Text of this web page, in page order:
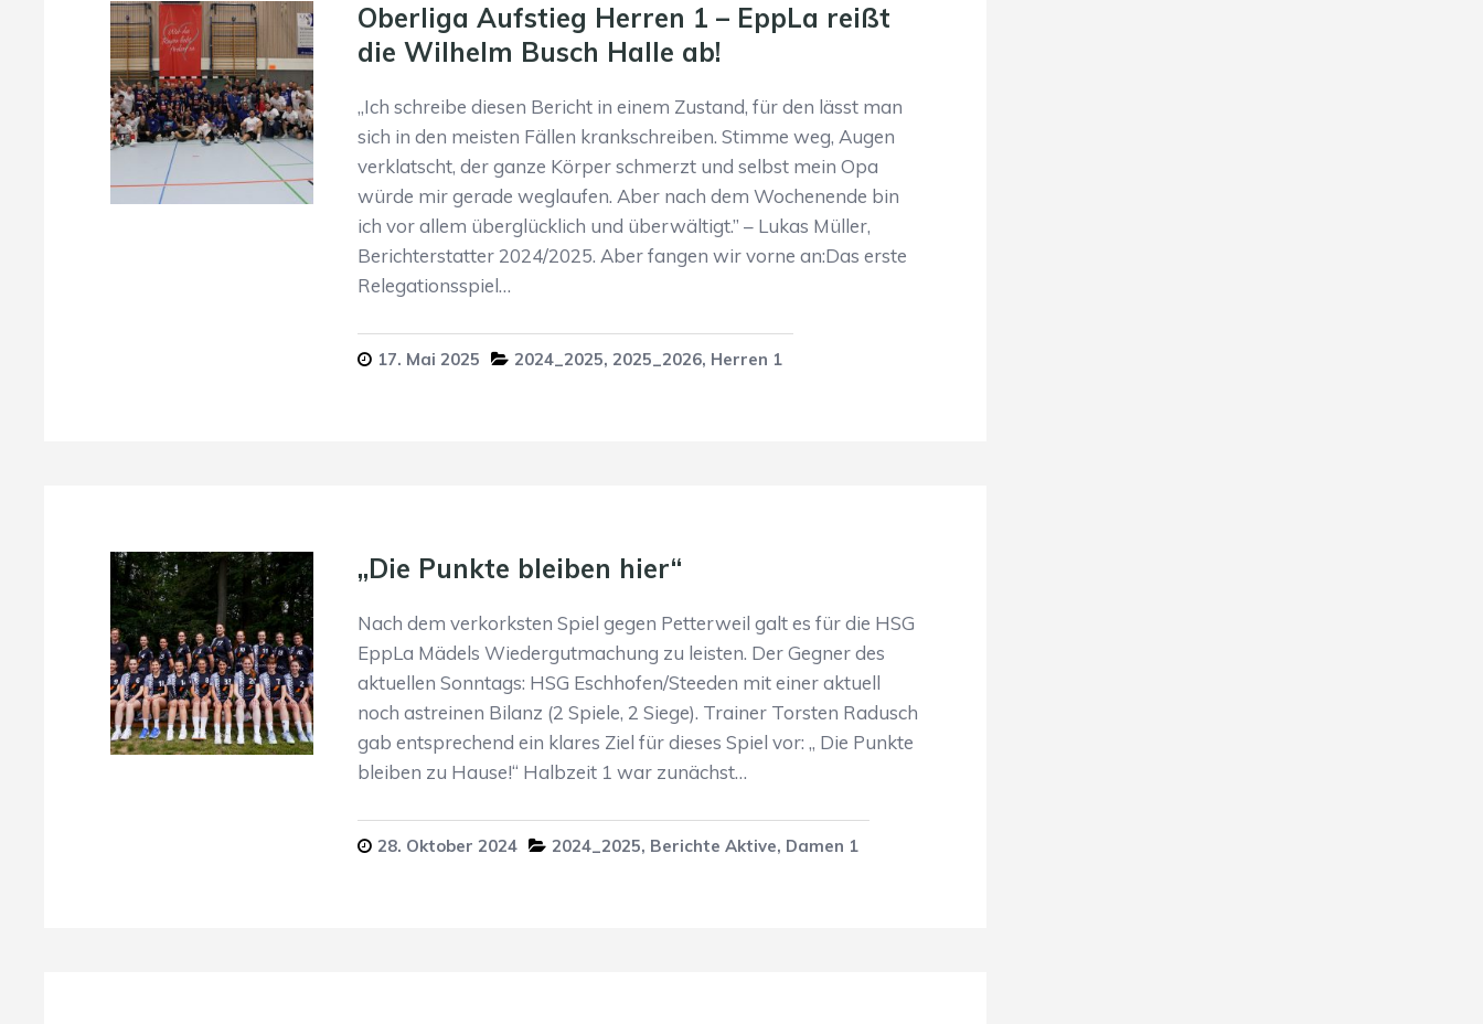
Oberliga Aufstieg Herren 1 – EppLa reißt
die Wilhelm Busch Halle ab!
„Ich schreibe diesen Bericht in einem Zustand, für den lässt man
sich in den meisten Fällen krankschreiben. Stimme weg, Augen
verklatscht, der ganze Körper schmerzt und selbst mein Opa
würde mir gerade weglaufen. Aber nach dem Wochenende bin
ich vor allem überglücklich und überwältigt.” – Lukas Müller,
Berichterstatter 2024/2025. Aber fangen wir vorne an:Das erste
Relegationsspiel…
17. Mai 2025 2024_2025, 2025_2026, Herren 1
„Die Punkte bleiben hier“
Nach dem verkorksten Spiel gegen Petterweil galt es für die HSG
EppLa Mädels Wiedergutmachung zu leisten. Der Gegner des
aktuellen Sonntags: HSG Eschhofen/Steeden mit einer aktuell
noch astreinen Bilanz (2 Spiele, 2 Siege). Trainer Torsten Radusch
gab entsprechend ein klares Ziel für dieses Spiel vor: „ Die Punkte
bleiben zu Hause!“ Halbzeit 1 war zunächst…
28. Oktober 2024 2024_2025, Berichte Aktive, Damen 1